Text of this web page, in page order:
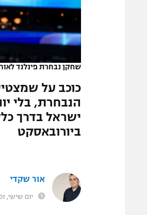
הצטרפות לחבילת הערוצים
לוח דרושים – ג'ובנט
תגיות
שחקן נבחרת פינלנד
הנבחרת, בלי
ישראל בדרך
ביורובאסקט
אור שקדי
יום שישי, 06:01, 02.09.22